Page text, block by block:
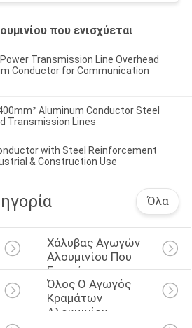
που ενισχύεται
Transmission Line Overhead
Conductor for Communication
Aluminum Conductor Steel
Transmission Lines
with Steel Reinforcement
& Construction Use
Όλα
Χάλυβας Αγωγών
Αλουμινίου Που
Ενισχύεται
Όλος Ο Αγωγός
Κραμάτων
Αλουμινίου